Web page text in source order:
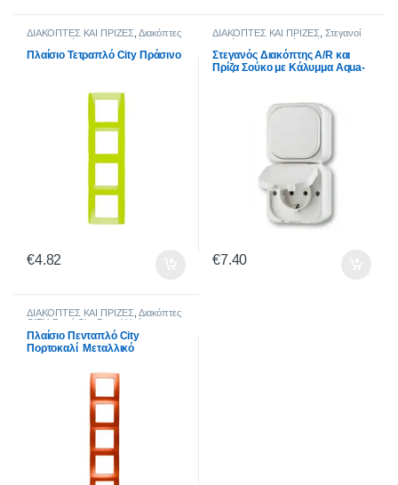
ΔΙΑΚΟΠΤΕΣ ΚΑΙ ΠΡΙΖΕΣ Διακόπτες
Σειρά City Pastel Χρώματα
Πλαίσιο Τετραπλό City Πράσινο
€4.82
ΔΙΑΚΟΠΤΕΣ ΚΑΙ ΠΡΙΖΕΣ Στεγανοί
Διακόπτες
Στεγανοί Διακόπτες Aqua
Top
Στεγανός Διακόπτης A/R και
Πρίζα Σούκο με Κάλυμμα Aqua-
€7.40
ΔΙΑΚΟΠΤΕΣ ΚΑΙ ΠΡΙΖΕΣ Διακόπτες
CITY,Σειρά City Pastel Χρώματα
Πλαίσιο Πενταπλό City
Πορτοκαλί Μεταλλικό